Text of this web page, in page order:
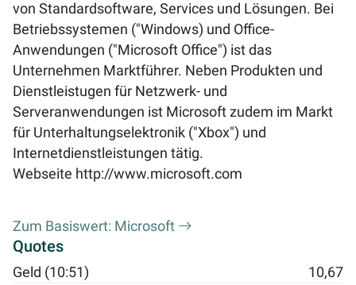
von Standardsoftware, Services und Lösungen. Bei
Betriebssystemen ("Windows) und Office-
Anwendungen ("Microsoft Office") ist das
Unternehmen Marktführer. Neben Produkten und
Dienstleistugen für Netzwerk- und
Serveranwendungen ist Microsoft zudem im Markt
für Unterhaltungselektronik ("Xbox") und
Internetdienstleistungen tätig.
Webseite http://www.microsoft.com
Zum Basiswert: Microsoft
Quotes
Geld (10:51)
10,67